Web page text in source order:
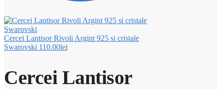
Cercei Lantisor Rivoli Argint 925 si cristale
Swarovski 110.00lei
Cercei Lantisor